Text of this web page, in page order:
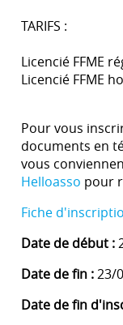
TARIFS :
Licencié FFME
Licencié FFME
Pour vous
documents en
vous
Helloasso pour
Fiche
Date de début :
Date de fin :23/
Date de fin